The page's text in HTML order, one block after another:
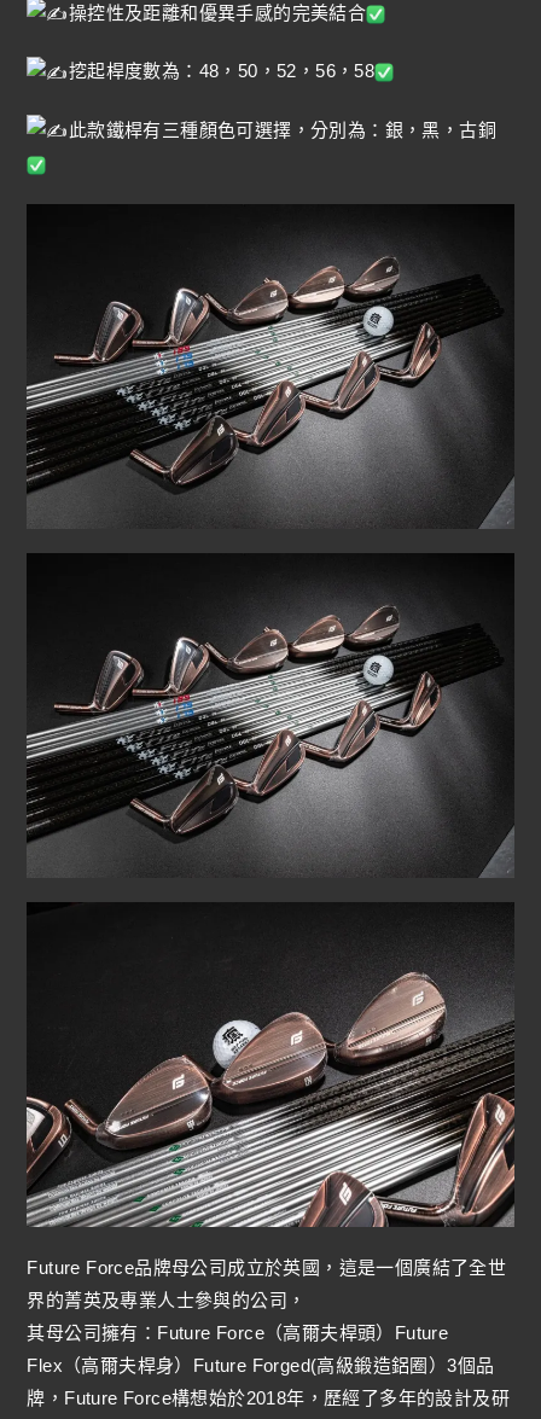
操控性及距離和優異手感的完美結合
挖起桿度數為：48，50，52，56，58
此款鐵桿有三種顏色可選擇，分別為：銀，黑，古銅
Future Force品牌母公司成立於英國，這是一個廣結了全世
界的菁英及專業人士參與的公司，
其母公司擁有：Future Force（高爾夫桿頭）Future
Flex（高爾夫桿身）Future Forged(高級鍛造鋁圈）3個品
牌，Future Force構想始於2018年，歷經了多年的設計及研